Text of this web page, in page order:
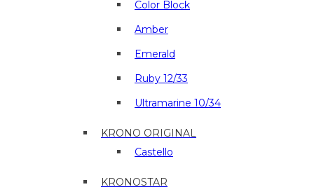
Color Block
Amber
Emerald
Ruby 12/33
Ultramarine 10/34
KRONO ORIGINAL
Castello
KRONOSTAR